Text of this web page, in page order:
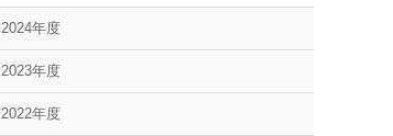
2024年度
2023年度
2022年度